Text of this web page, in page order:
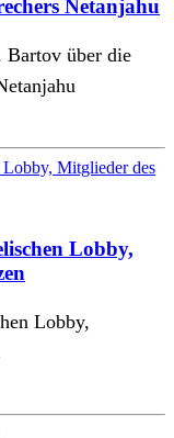
Netanjahu
Bartov über die
Lobby,
Lobby,